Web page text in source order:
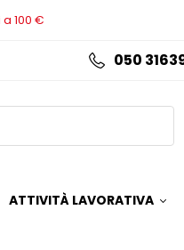
100 €
050
ATTIVITÀ LAVORATIVA